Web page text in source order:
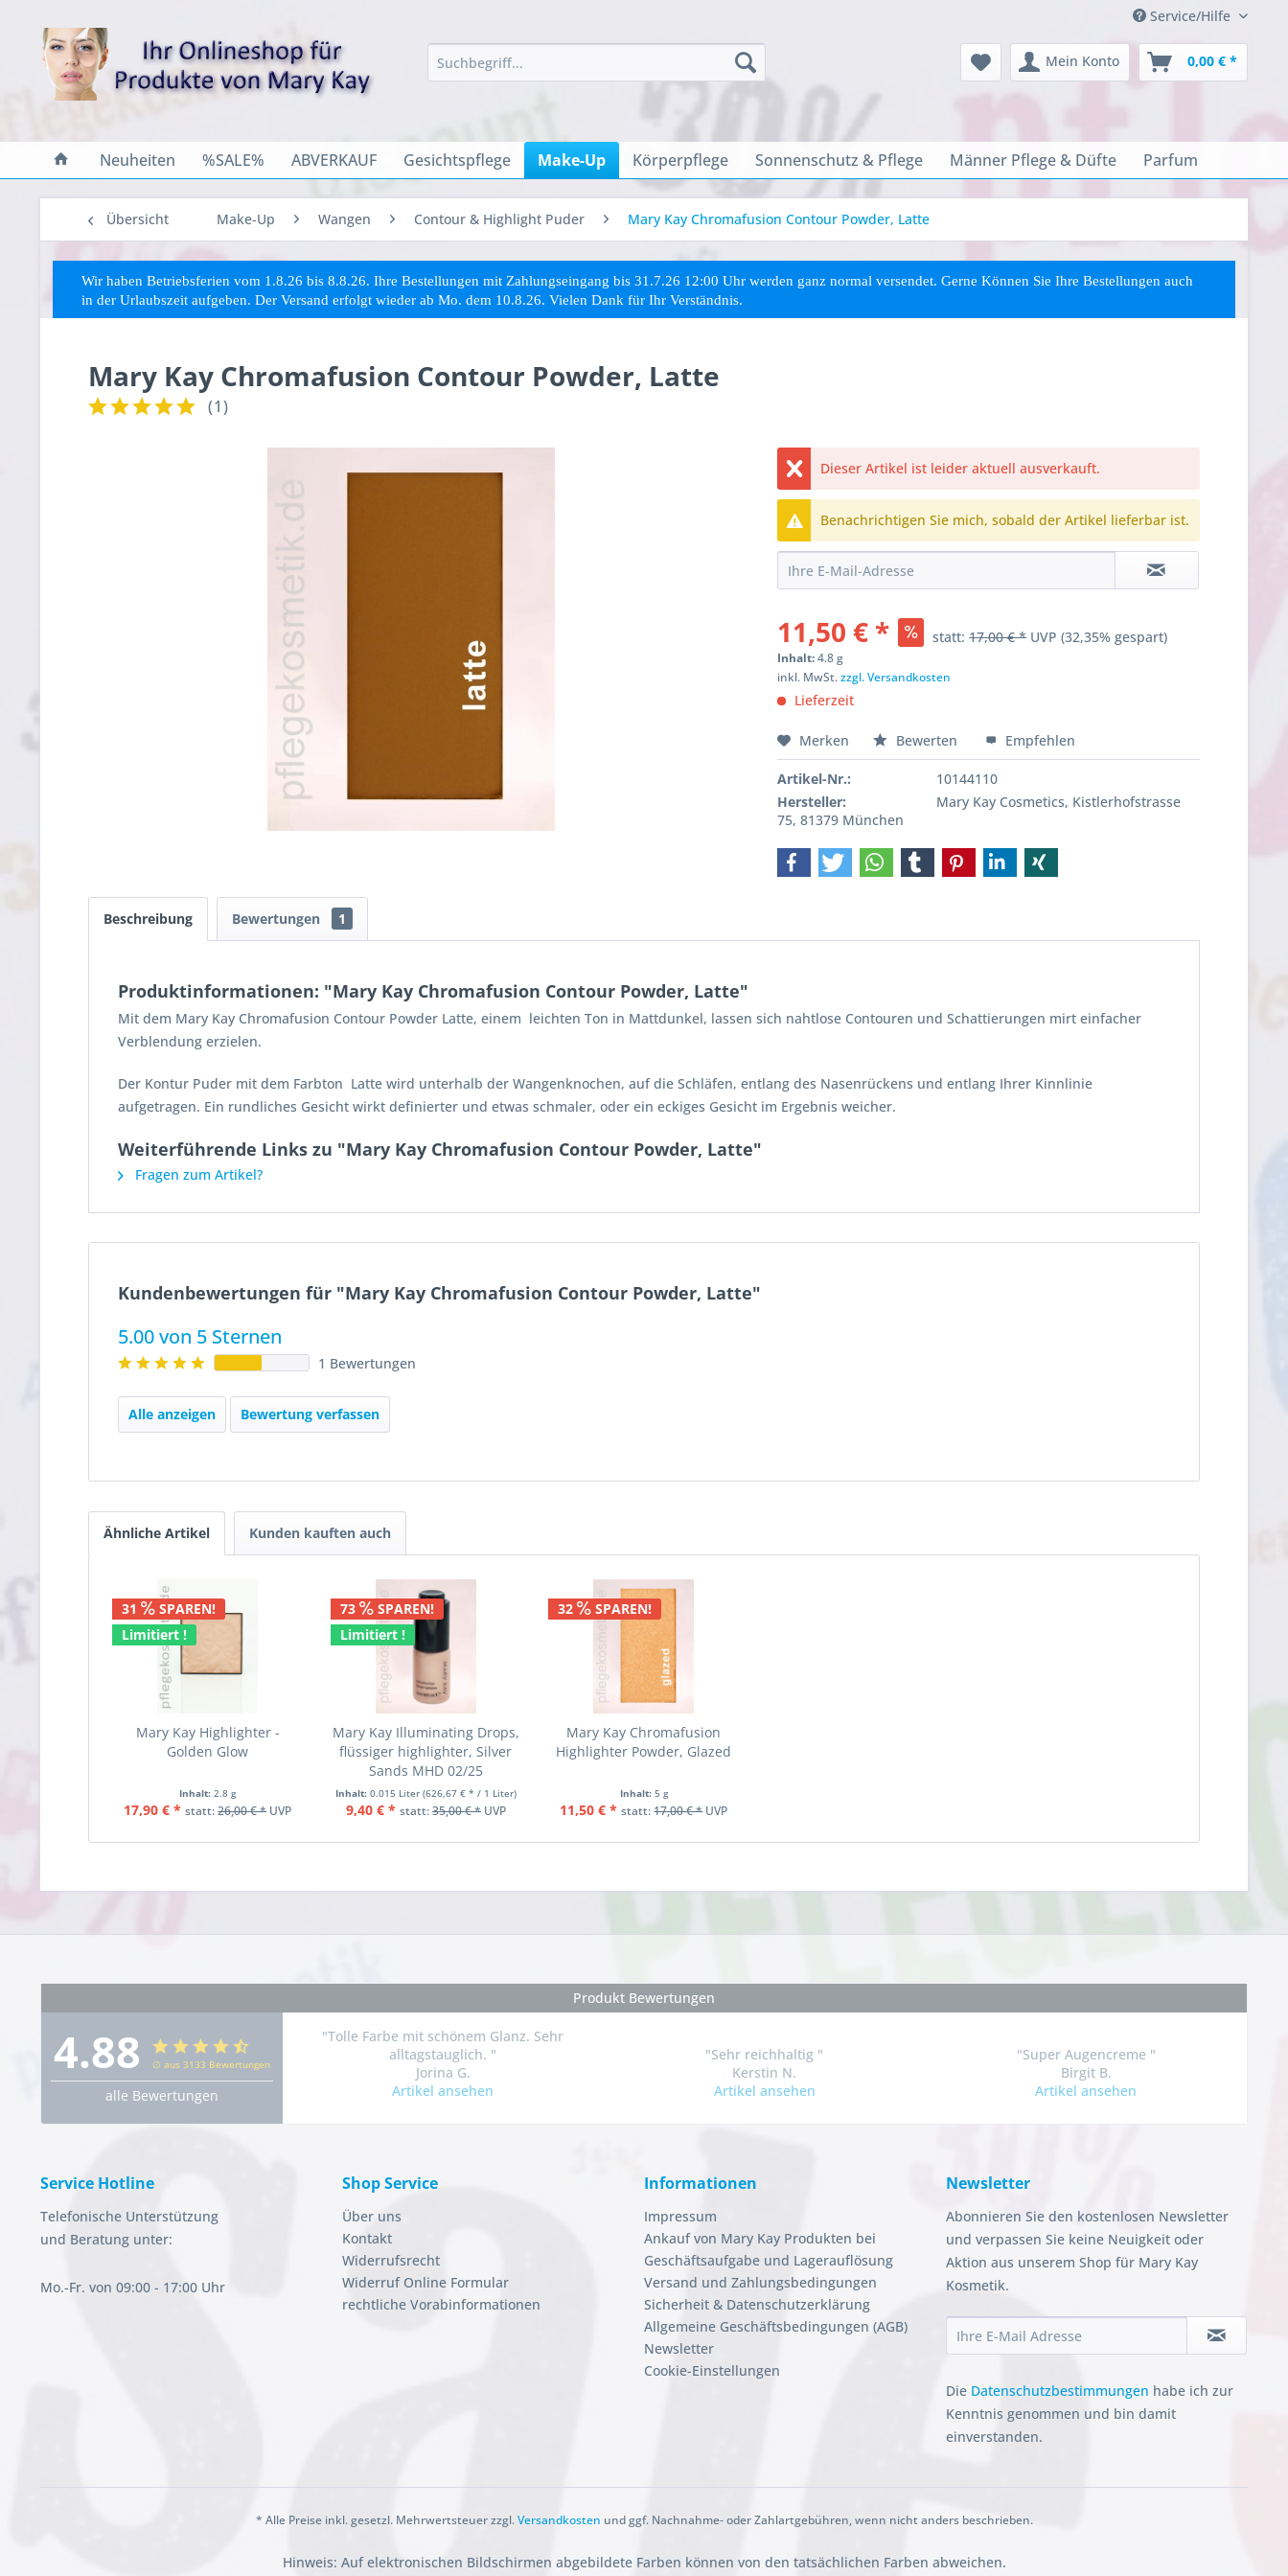
Service/Hilfe
Mein Konto 0,00 € *
Neuheiten %SALE% ABVERKAUF Gesichtspflege Make-Up Körperpflege Sonnenschutz & Pflege Männer Pflege & Düfte Parfum
Übersicht Make-Up Wangen Contour & Highlight Puder Mary Kay Chromafusion Contour Powder, Latte
Wir haben Betriebsferien vom 1.8.26 bis 8.8.26. Ihre Bestellungen mit Zahlungseingang bis 31.7.26 12:00 Uhr werden ganz normal versendet. Gerne Können Sie Ihre Bestellungen auch
in der Urlaubszeit aufgeben. Der Versand erfolgt wieder ab Mo. dem 10.8.26. Vielen Dank für Ihr Verständnis.
Mary Kay Chromafusion Contour Powder, Latte
(1)
Dieser Artikel ist leider aktuell ausverkauft.
Benachrichtigen Sie mich, sobald der Artikel lieferbar ist.
11,50 € * statt:17,00 € *UVP(32,35% gespart)
Inhalt:4.8 g
inkl. MwSt.zzgl. Versandkosten
Lieferzeit
Merken Bewerten Empfehlen
Artikel-Nr.:
10144110
Hersteller:
Mary Kay Cosmetics, Kistlerhofstrasse
75, 81379 München
Beschreibung Bewertungen 1
Produktinformationen: "Mary Kay Chromafusion Contour Powder, Latte"
Mit dem Mary Kay Chromafusion Contour Powder Latte, einem leichten Ton in Mattdunkel, lassen sich nahtlose Contouren und Schattierungen mirt einfacher
Verblendung erzielen.
Der Kontur Puder mit dem Farbton Latte wird unterhalb der Wangenknochen, auf die Schläfen, entlang des Nasenrückens und entlang Ihrer Kinnlinie
aufgetragen. Ein rundliches Gesicht wirkt definierter und etwas schmaler, oder ein eckiges Gesicht im Ergebnis weicher.
Weiterführende Links zu "Mary Kay Chromafusion Contour Powder, Latte"
Fragen zum Artikel?
Kundenbewertungen für "Mary Kay Chromafusion Contour Powder, Latte"
5.00 von 5 Sternen
1 Bewertungen
Alle anzeigen Bewertung verfassen
Ähnliche Artikel Kunden kauften auch
31
SPAREN!
Limitiert !
Mary Kay Highlighter -
Golden Glow
Inhalt:2.8 g
17,90 € * statt:26,00 € *UVP
73
SPAREN!
Limitiert !
Mary Kay Illuminating Drops,
flüssiger highlighter, Silver
Sands MHD 02/25
Inhalt: 0.015 Liter (626,67 € * / 1 Liter)
9,40 € * statt:35,00 € *UVP
32 SPAREN!
Mary Kay Chromafusion
Highlighter Powder, Glazed
Inhalt: 5 g
11,50 € * statt:17,00 € *UVP
Produkt Bewertungen
4.88 ∅ aus 3133 Bewertungen
alle Bewertungen
"Tolle Farbe mit schönem Glanz. Sehr
alltagstauglich. "
Jorina G.
Artikel ansehen
"Sehr reichhaltig "
Kerstin N.
Artikel ansehen
"Super Augencreme "
Birgit B.
Artikel ansehen
Service Hotline
Telefonische Unterstützung
und Beratung unter:
Mo.-Fr. von 09:00 - 17:00 Uhr
Shop Service
Über uns
Kontakt
Widerrufsrecht
Widerruf Online Formular
rechtliche Vorabinformationen
Informationen
Impressum
Ankauf von Mary Kay Produkten bei
Geschäftsaufgabe und Lagerauflösung
Versand und Zahlungsbedingungen
Sicherheit & Datenschutzerklärung
Allgemeine Geschäftsbedingungen (AGB)
Newsletter
Cookie-Einstellungen
Newsletter
Abonnieren Sie den kostenlosen Newsletter
und verpassen Sie keine Neuigkeit oder
Aktion aus unserem Shop für Mary Kay
Kosmetik.
Die Datenschutzbestimmungen habe ich zur
Kenntnis genommen und bin damit
einverstanden.
* Alle Preise inkl. gesetzl. Mehrwertsteuer zzgl.Versandkosten und ggf. Nachnahme- oder Zahlartgebühren, wenn nicht anders beschrieben.
Hinweis: Auf elektronischen Bildschirmen abgebildete Farben können von den tatsächlichen Farben abweichen.